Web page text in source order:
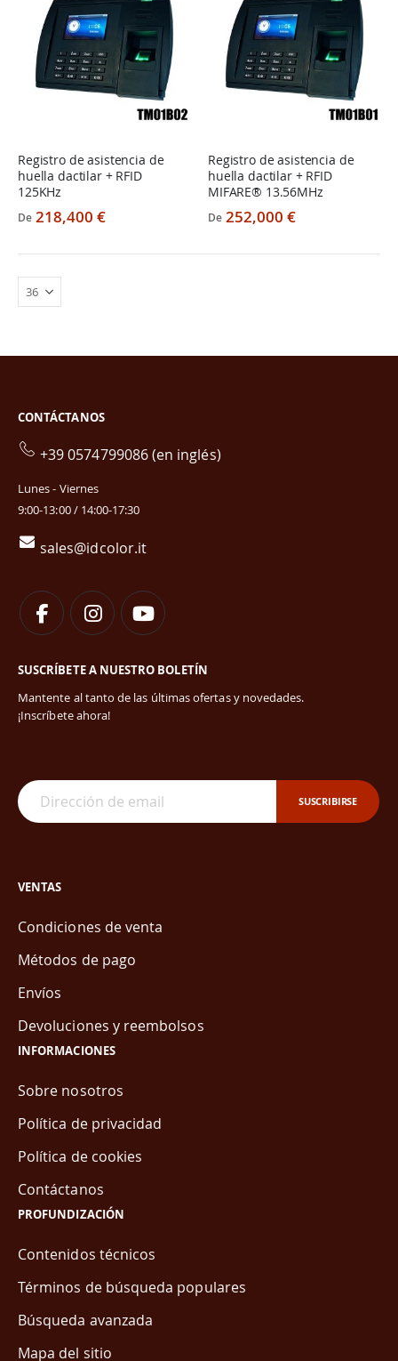
Registro de asistencia de
huella dactilar + RFID
125KHz
De 218,400 €
Registro de asistencia de
huella dactilar + RFID
MIFARE® 13.56MHz
De 252,000 €
CONTÁCTANOS
+39 0574799086 (en inglés)
Lunes - Viernes
9:00-13:00 / 14:00-17:30
sales@idcolor.it
SUSCRÍBETE A NUESTRO BOLETÍN
Mantente al tanto de las últimas ofertas y novedades.
¡Inscríbete ahora!
SUSCRIBIRSE
VENTAS
Condiciones de venta
Métodos de pago
Envíos
Devoluciones y reembolsos
INFORMACIONES
Sobre nosotros
Política de privacidad
Política de cookies
Contáctanos
PROFUNDIZACIÓN
Contenidos técnicos
Términos de búsqueda populares
Búsqueda avanzada
Mapa del sitio